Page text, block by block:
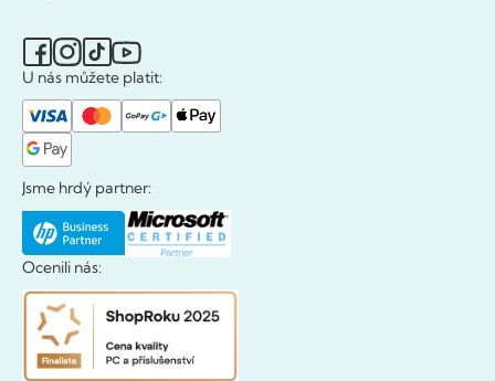
U nás můžete platit:
Jsme hrdý partner:
Ocenili nás: